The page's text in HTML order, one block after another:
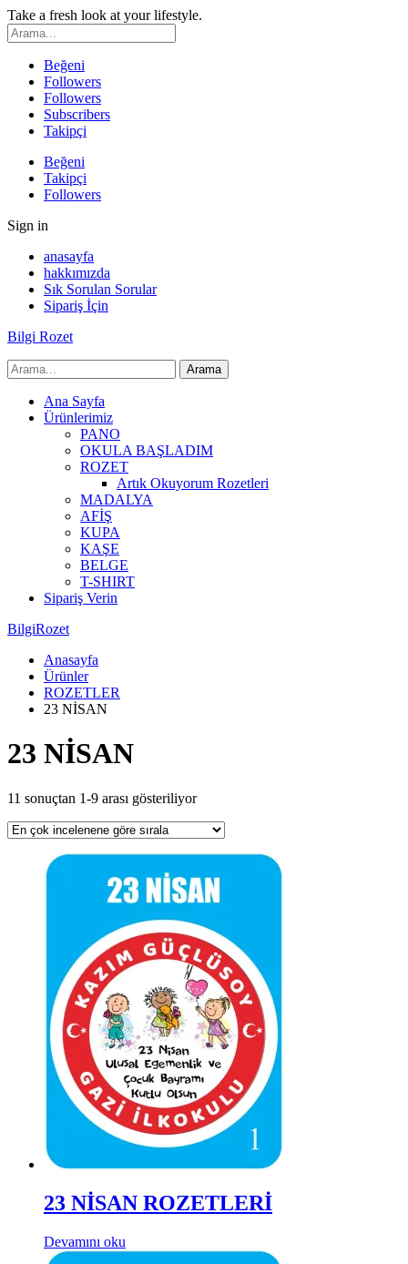
Take a fresh look at your lifestyle.
Beğeni
Followers
Followers
Subscribers
Takipçi
Beğeni
Takipçi
Followers
Sign in
anasayfa
hakkımızda
Sık Sorulan Sorular
Sipariş İçin
Bilgi Rozet
Ana Sayfa
Ürünlerimiz
PANO
OKULA BAŞLADIM
ROZET
Artık Okuyorum Rozetleri
MADALYA
AFİŞ
KUPA
KAŞE
BELGE
T-SHIRT
Sipariş Verin
BilgiRozet
Anasayfa
Ürünler
ROZETLER
23 NİSAN
23 NİSAN
11 sonuçtan 1-9 arası gösteriliyor
23 NİSAN ROZETLERİ
Devamını oku